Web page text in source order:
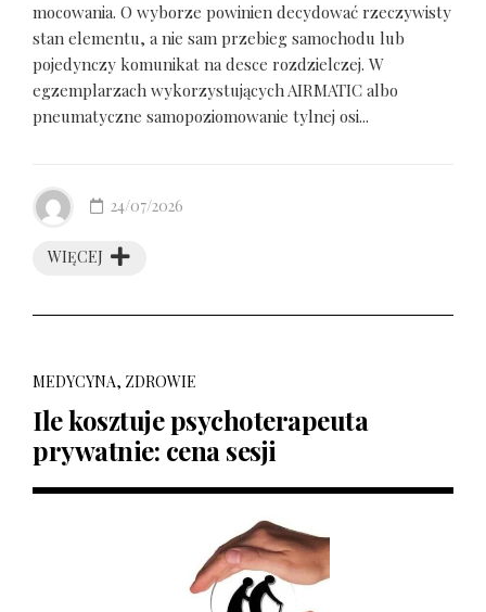
mocowania. O wyborze powinien decydować rzeczywisty
stan elementu, a nie sam przebieg samochodu lub
pojedynczy komunikat na desce rozdzielczej. W
egzemplarzach wykorzystujących AIRMATIC albo
pneumatyczne samopoziomowanie tylnej osi...
WIĘCEJ
24/07/2026
MEDYCYNA, ZDROWIE
Ile kosztuje psychoterapeuta
prywatnie: cena sesji